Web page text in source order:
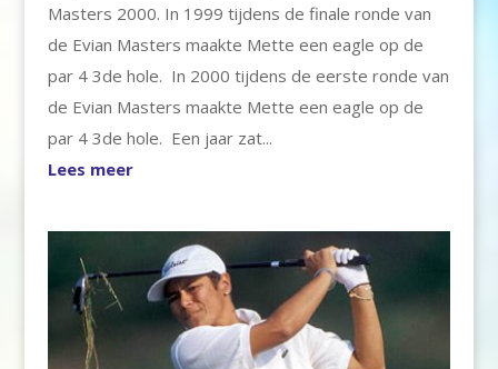
Masters 2000. In 1999 tijdens de finale ronde van
de Evian Masters maakte Mette een eagle op de
par 4 3de hole. In 2000 tijdens de eerste ronde van
de Evian Masters maakte Mette een eagle op de
par 4 3de hole. Een jaar zat...
Lees meer